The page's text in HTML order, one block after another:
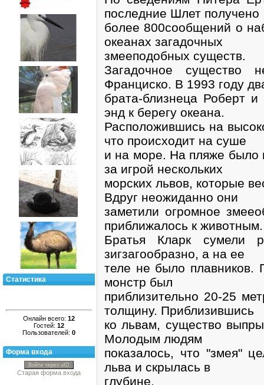
Статистика
Онлайн всего: 12
Гостей: 12
Пользователей: 0
Форма входа
Войти через uID
Старая форма входа
последние Шлет получено
более 800сообщений о
океанах загадочных
змееподобных существ.
Загадочное
Франциско. В 1993 году
брата-близнеца Роберт
энд к берегу океана.
Расположившись на
что происходит на суше
и на море. На пляже было
за игрой нескольких
морских львов, которые
Вдруг неожиданно они
заметили огромное
приближалось к животным.
Братья Кларк сумели
зигзагообразно, а на ее
теле не было плавников.
монстр был
приблизительно 20-25
толщину. Приблизившись
ко львам, существо
Молодым людям
показалось, что "змея"
льва и скрылась в
глубине.